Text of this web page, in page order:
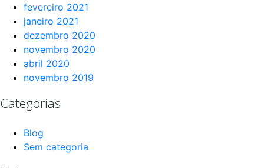
fevereiro 2021
janeiro 2021
dezembro 2020
novembro 2020
abril 2020
novembro 2019
Categorias
Blog
Sem categoria